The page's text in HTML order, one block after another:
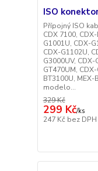
ISO
Přípojný ISO
CDX 7100,
G1001U, CDX-
CDX-G1102U,
G3000UV, CDX-
GT470UM,
BT3100U,
modelo...
329 Kč
299 Kč/ks
247 Kč bez DPH